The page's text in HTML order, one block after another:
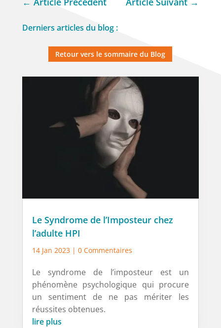
Derniers articles du blog :
Retour vers le sommaire du Blog
Le Syndrome de l’Imposteur chez
l’adulte HPI
14 Jan 2023| 0 Commentaires
Le syndrome de l’imposteur est un
phénomène psychologique qui procure
un sentiment de ne pas mériter les
réussites obtenues.
lire plus